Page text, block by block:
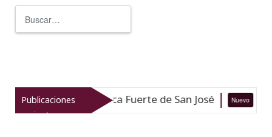
Publicaciones
recientes
Subacuática Fuerte de San José Nuevo 05-08-26